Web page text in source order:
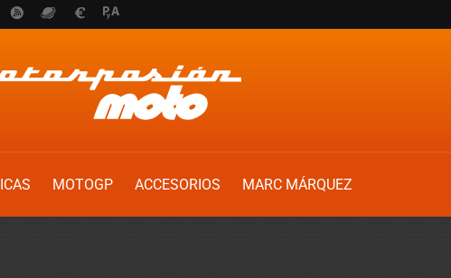
MOTOGP ACCESORIOS
MARC MÁRQUEZ